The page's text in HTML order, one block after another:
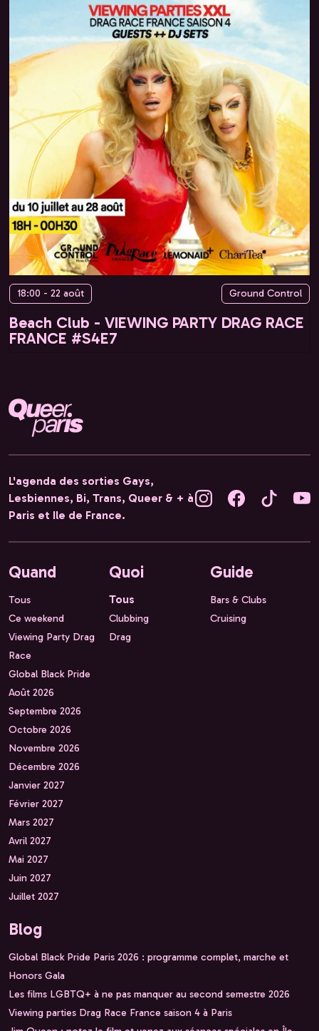
18:00 - 22 août Ground Control
Beach Club - VIEWING PARTY DRAG RACE
FRANCE #S4E7
L'agenda des sorties Gays,
Lesbiennes, Bi, Trans, Queer & + à
Paris et Ile de France.
Quand
Tous
Ce weekend
Viewing Party Drag
Race
Global Black Pride
Août 2026
Septembre 2026
Octobre 2026
Novembre 2026
Décembre 2026
Janvier 2027
Février 2027
Mars 2027
Avril 2027
Mai 2027
Juin 2027
Juillet 2027
Quoi
Tous
Clubbing
Drag
Guide
Bars & Clubs
Cruising
Blog
Global Black Pride Paris 2026 : programme complet, marche et
Honors Gala
Les films LGBTQ+ à ne pas manquer au second semestre 2026
Viewing parties Drag Race France saison 4 à Paris